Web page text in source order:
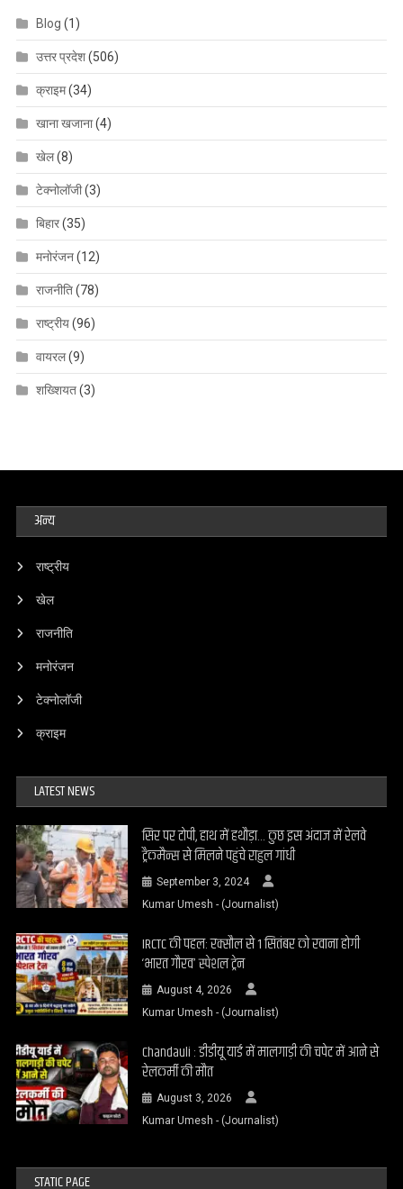
Blog (1)
उत्तर प्रदेश(506)
क्राइम(34)
खाना खजाना(4)
खेल(8)
टेक्नोलॉजी(3)
बिहार(35)
मनोरंजन(12)
राजनीति(78)
राष्ट्रीय(96)
वायरल(9)
शख्शियत(3)
अन्य
राष्ट्रीय
खेल
राजनीति
मनोरंजन
टेक्नोलॉजी
क्राइम
LATEST NEWS
सिर पर टोपी, हाथ में हथौड़ा… कुछ इस अंदाज में रेलवे
ट्रैकमैन्स से मिलने पहुंचे राहुल गांधी
September 3, 2024
Kumar Umesh - (Journalist)
IRCTC की पहल: रक्सौल से 1 सितंबर को रवाना होगी
‘भारत गौरव’ स्पेशल ट्रेन
August 4, 2026
Kumar Umesh - (Journalist)
Chandauli : डीडीयू यार्ड में मालगाड़ी की चपेट में आने से
रेलकर्मी की मौत
August 3, 2026
Kumar Umesh - (Journalist)
STATIC PAGE